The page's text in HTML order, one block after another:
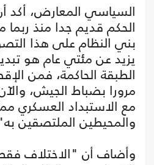
السياسي المعارض، أكد
الحكم قديم جدا منذ
بني النظام على هذا
يزيد عن مئتي عام هو
الطبقة الحاكمة، فمن
مرورا بضباط الجيش،
مع الاستبداد العسكري
والمحيطين الملتصقين
وأضاف أن "الاختلاف